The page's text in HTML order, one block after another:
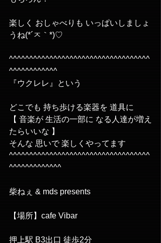
楽しく おしゃべりも いっぱいしましょ
うね(*´ㅈ｀*)♡
^^^^^^^^^^^^^^^^^^^^^^^^^^^^^^^^^^^
^^^^^^^^^^^^
『ウクレレ』という
どこでも 持ち歩ける楽器を 道具に
【 音楽が 生活の一部に なる人達が増え
たらいいな 】
そんな 思いで 楽しくやってます
^^^^^^^^^^^^^^^^^^^^^^^^^^^^^^^^^^^
^^^^^^^^^^^^^
柴ねぇ & mds presents
【場所】cafe Vibar
押上駅 B3出口 徒歩2分